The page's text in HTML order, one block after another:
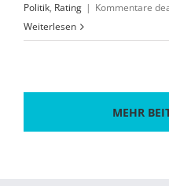
Politik, Rating | Kommentare
Weiterlesen
MEHR